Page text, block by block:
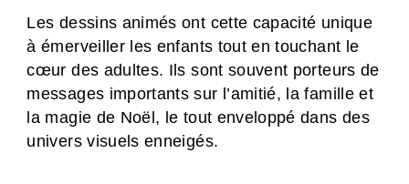
Les dessins animés ont cette capacité unique
à émerveiller les enfants tout en touchant le
cœur des adultes. Ils sont souvent porteurs de
messages importants sur l’amitié, la famille et
la magie de Noël, le tout enveloppé dans des
univers visuels enneigés.